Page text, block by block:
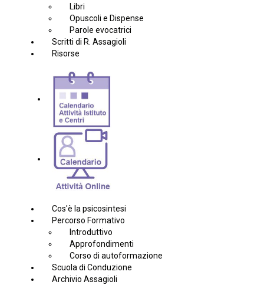
Libri
Opuscoli e Dispense
Parole evocatrici
Scritti di R. Assagioli
Risorse
Cos'è la psicosintesi
Percorso Formativo
Introduttivo
Approfondimenti
Corso di autoformazione
Scuola di Conduzione
Archivio Assagioli